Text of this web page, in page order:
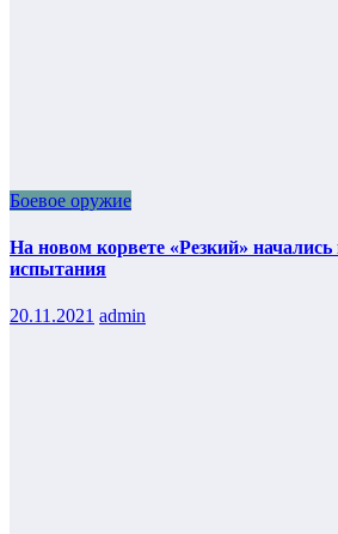
Боевое оружие
На новом корвете «Резкий»
испытания
20.11.2021 admin